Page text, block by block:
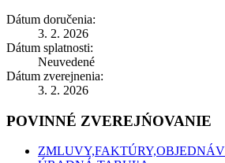
Dátum doručenia:
3. 2. 2026
Dátum splatnosti:
Neuvedené
Dátum zverejnenia:
3. 2. 2026
POVINNÉ ZVEREJŃOVANIE